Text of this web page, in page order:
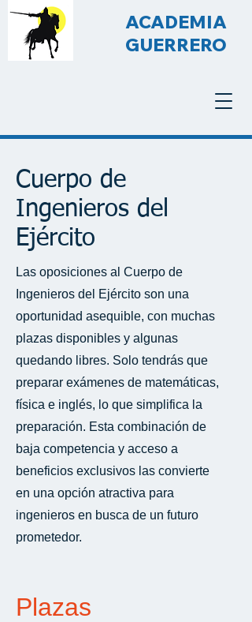
ACADEMIA
GUERRERO
Cuerpo de
Ingenieros del
Ejército
Las oposiciones al Cuerpo de
Ingenieros del Ejército son una
oportunidad asequible, con muchas
plazas disponibles y algunas
quedando libres. Solo tendrás que
preparar exámenes de matemáticas,
física e inglés, lo que simplifica la
preparación. Esta combinación de
baja competencia y acceso a
beneficios exclusivos las convierte
en una opción atractiva para
ingenieros en busca de un futuro
prometedor.
Plazas